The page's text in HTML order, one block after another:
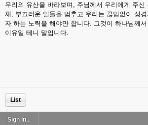
우리의 유산을 바라보며, 주님께서 우리에게 주신
채, 부끄러운 일들을 멈추고 우리는 끊임없이 성
자 하는 노력을 해야만 합니다. 그것이 하나님께
이유일 테니 말입니다.
List
Sign In...